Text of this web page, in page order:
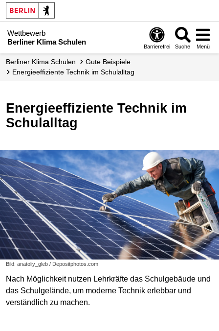
Wettbewerb
Berliner Klima Schulen
Barrierefrei Suche Menü
Berliner Klima Schulen
Gute Beispiele
Energieeffiziente Technik im Schulalltag
Energieeffiziente Technik im
Schulalltag
Bild: anatoliy_gleb / Depositphotos.com
Nach Möglichkeit nutzen Lehrkräfte das Schulgebäude und
das Schulgelände, um moderne Technik erlebbar und
verständlich zu machen.